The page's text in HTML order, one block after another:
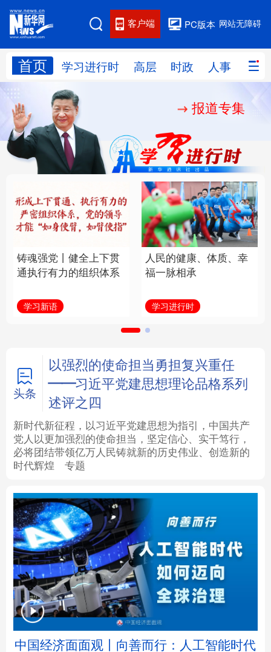
网站无障碍
PC版本
客户端
首页 学习进行时 高层 时政 人事 国际
网站地图
学习进行时 人事
国际 财经 网评
思客智库 全球连线 教育
科技 科创 量子 体育
文化 书画 健康 军事
访谈 视频 图片 政务
学术中国 乡村振兴 银龄 溯源中国
城市 旅游 能源 会展
彩票 娱乐 时尚 悦读
公益 一带一路 亚太网 上市公司
地方频道
北京 天津 河北 山西
辽宁 吉林 上海 江苏
浙江 安徽 福建 江西
报道专集
铸魂强党丨健全上下贯
通执行有力的组织体系
学习新语
人民的健康、体质、幸
福一脉相承
学习进行时
头条
以强烈的使命担当勇担复兴重任
——习近平党建思想理论品格系列
述评之四
新时代新征程，以习近平党建思想为指引，中国共产
党人以更加强烈的使命担当，坚定信心、实干笃行，
必将团结带领亿万人民铸就新的历史伟业、创造新的
时代辉煌
专题
中国经济面面观丨向善而行：人工智能时代